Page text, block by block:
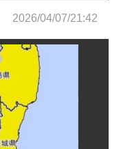
2026/04/07/21:42